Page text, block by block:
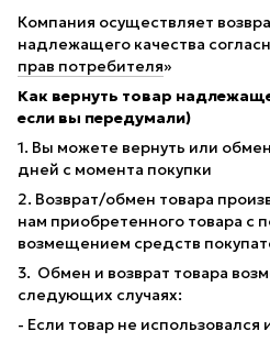
Компания осуществляет
надлежащего качества
прав потребителя»
Как вернуть товар
если вы передумали)
1. Вы можете вернуть или
дней с момента покупки
2. Возврат/обмен товара
нам приобретенного товара с
возмещением средств
3. Обмен и возврат товара
следующих случаях:
- Если товар не